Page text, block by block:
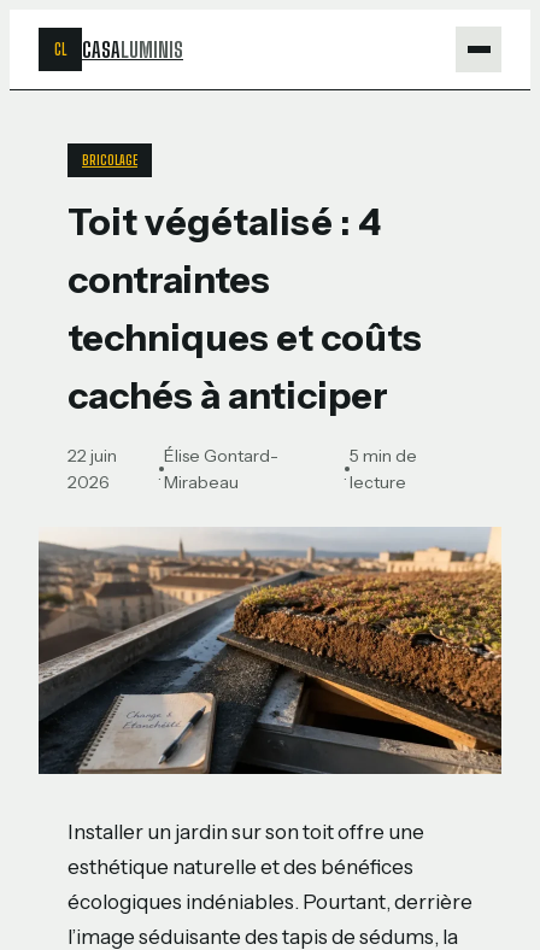
CL CASALUMINIS
BRICOLAGE
Toit végétalisé : 4
contraintes
techniques et coûts
cachés à anticiper
22 juin
2026
·
Élise Gontard-
Mirabeau
·
5 min de
lecture
Installer un jardin sur son toit offre une
esthétique naturelle et des bénéfices
écologiques indéniables. Pourtant, derrière
l’image séduisante des tapis de sédums, la